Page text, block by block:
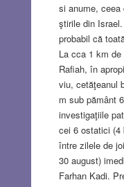
si anume,
ştirile din
probabil că
La cca 1 km
Rafiah, în
viu, cetăţeanul
m sub pământ
investigaţiile
cei 6 ostatici (4
între zilele de
30 august)
Farhan Kadi.